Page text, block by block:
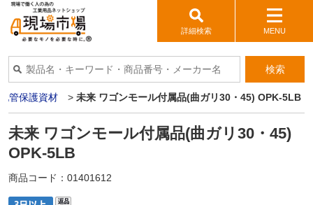
詳細検索 MENU
検索
配管保護資材 > 未来 ワゴンモール付属品(曲ガリ30・45) OPK-5LB
未来 ワゴンモール付属品(曲ガリ30・45)
OPK-5LB
商品コード： 01401612